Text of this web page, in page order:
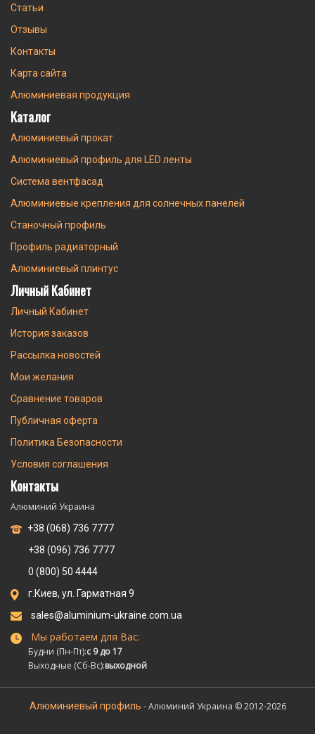
Статьи
Отзывы
Контакты
Карта сайта
Алюминиевая продукция
Каталог
Алюминиевый прокат
Алюминиевый профиль для LED ленты
Система вентфасад
Алюминиевые крепления для солнечных панелей
Станочный профиль
Профиль радиаторный
Алюминиевый плинтус
Личный Кабинет
Личный Кабинет
История заказов
Рассылка новостей
Мои желания
Сравнение товаров
Публичная оферта
Политика Безопасности
Условия соглашения
Контакты
Алюминий Украина
+38 (068) 736 7777
+38 (096) 736 7777
0 (800) 50 4444
г.Киев, ул. Гарматная 9
sales@aluminium-ukraine.com.ua
Мы работаем для Вас:
Будни (Пн-Пт):с 9 до 17
Выходные (Сб-Вс):выходной
Алюминиевый профиль - Алюминий Украина © 2012-2026